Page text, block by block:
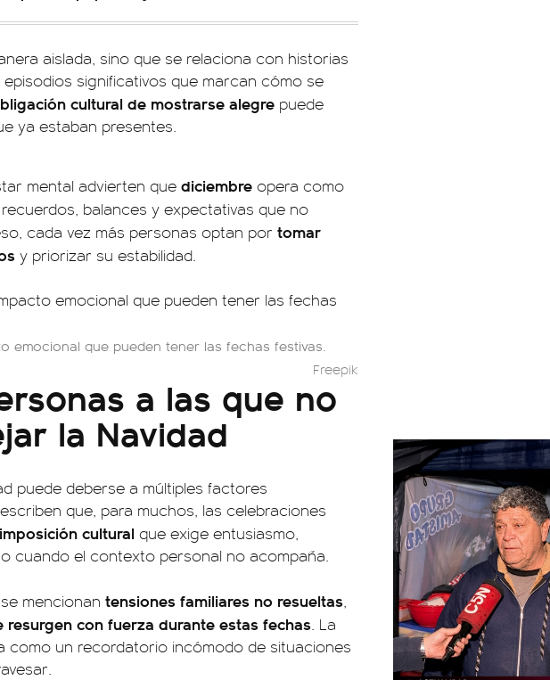
aislada, sino que se relaciona con historias
significativos que marcan cómo se
cultural de mostrarse alegre puede
ya estaban presentes.
mental advierten que diciembre opera como
balances y expectativas que no
cada vez más personas optan por tomar
y priorizar su estabilidad.
emocional que pueden tener las fechas festivas.
Freepik
a las que no
la Navidad
puede deberse a múltiples factores
que, para muchos, las celebraciones
cultural que exige entusiasmo,
cuando el contexto personal no acompaña.
mencionan tensiones familiares no resueltas,
con fuerza durante estas fechas. La
como un recordatorio incómodo de situaciones